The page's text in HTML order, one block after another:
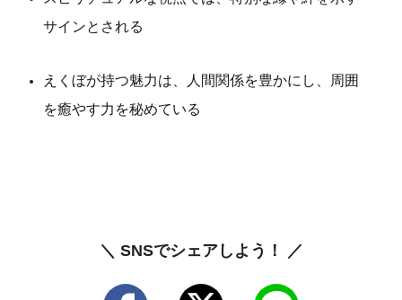
サインとされる
えくぼが持つ魅力は、人間関係を豊かにし、周囲
を癒やす力を秘めている
＼ SNSでシェアしよう！ ／